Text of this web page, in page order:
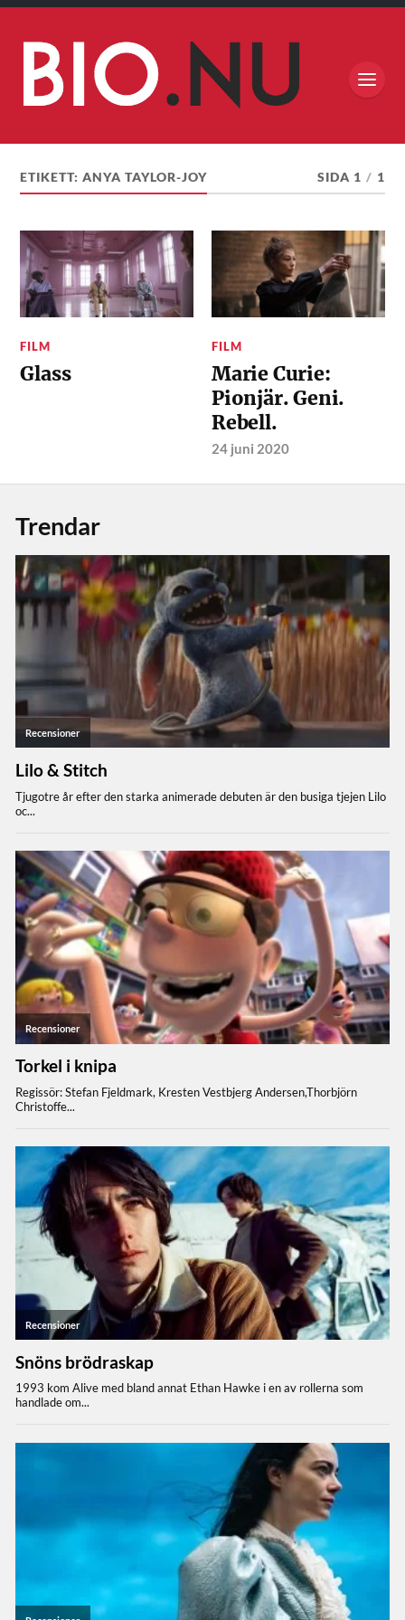
ETIKETT:ANYA TAYLOR-JOY SIDA 1 / 1
FILM
Glass
FILM
Marie Curie:
Pionjär. Geni.
Rebell.
24 juni 2020
Trendar